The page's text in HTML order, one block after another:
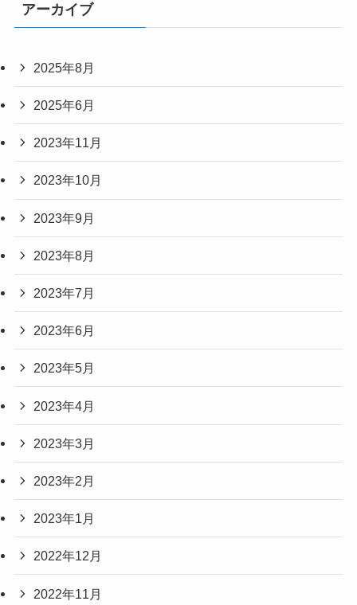
アーカイブ
2025年8月
2025年6月
2023年11月
2023年10月
2023年9月
2023年8月
2023年7月
2023年6月
2023年5月
2023年4月
2023年3月
2023年2月
2023年1月
2022年12月
2022年11月